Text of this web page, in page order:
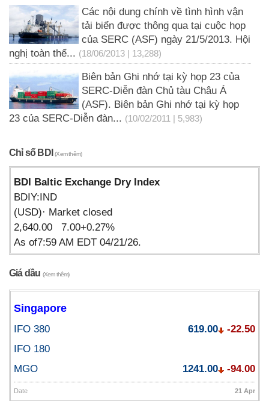
Các nội dung chính về tình hình vận
tải biển được thông qua tại cuộc họp
của SERC (ASF) ngày 21/5/2013. Hội
nghị toàn thể... (18/06/2013 | 13,288)
Biên bản Ghi nhớ tại kỳ họp 23 của
SERC-Diễn đàn Chủ tàu Châu Á
(ASF). Biên bản Ghi nhớ tại kỳ họp
23 của SERC-Diễn đàn... (10/02/2011 | 5,983)
Chỉ số BDI(Xem thêm)
BDI Baltic Exchange Dry Index
BDIY:IND
(USD)· Market closed
2,640.00 7.00+0.27%
As of7:59 AM EDT 04/21/26.
Giá dầu (Xem thêm)
Singapore
IFO 380 619.00
-22.50
IFO 180
MGO
1241.00 -94.00
Date 21 Apr